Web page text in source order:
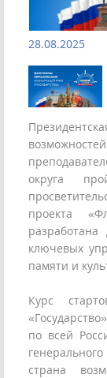
28.08.2025
округа
проекта
ключевых
памяти и
Курс
по всей
страна